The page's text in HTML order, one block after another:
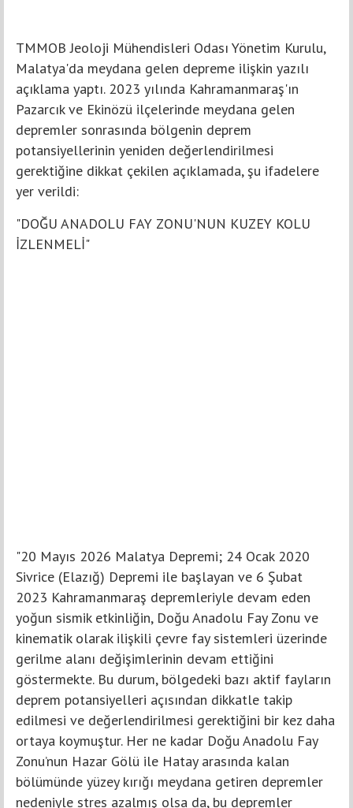
TMMOB Jeoloji Mühendisleri Odası Yönetim Kurulu,
Malatya'da meydana gelen depreme ilişkin yazılı
açıklama yaptı. 2023 yılında Kahramanmaraş'ın
Pazarcık ve Ekinözü ilçelerinde meydana gelen
depremler sonrasında bölgenin deprem
potansiyellerinin yeniden değerlendirilmesi
gerektiğine dikkat çekilen açıklamada, şu ifadelere
yer verildi:
"DOĞU ANADOLU FAY ZONU'NUN KUZEY KOLU
İZLENMELİ"
"20 Mayıs 2026 Malatya Depremi; 24 Ocak 2020
Sivrice (Elazığ) Depremi ile başlayan ve 6 Şubat
2023 Kahramanmaraş depremleriyle devam eden
yoğun sismik etkinliğin, Doğu Anadolu Fay Zonu ve
kinematik olarak ilişkili çevre fay sistemleri üzerinde
gerilme alanı değişimlerinin devam ettiğini
göstermekte. Bu durum, bölgedeki bazı aktif fayların
deprem potansiyelleri açısından dikkatle takip
edilmesi ve değerlendirilmesi gerektiğini bir kez daha
ortaya koymuştur. Her ne kadar Doğu Anadolu Fay
Zonu’nun Hazar Gölü ile Hatay arasında kalan
bölümünde yüzey kırığı meydana getiren depremler
nedeniyle stres azalmış olsa da, bu depremler